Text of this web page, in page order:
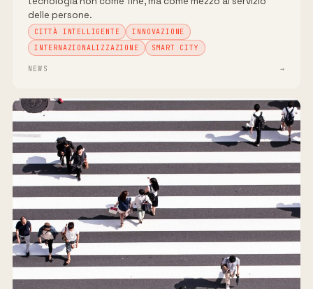
delle persone.
CITTÀ INTELLIGENTE
INNOVAZIONE
INTERNAZIONALIZZAZIONE
SMART CITY
NEWS →